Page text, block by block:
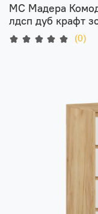
МС Мадера
лдсп дуб крафт
(0)